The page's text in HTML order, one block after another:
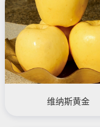
维纳斯黄金